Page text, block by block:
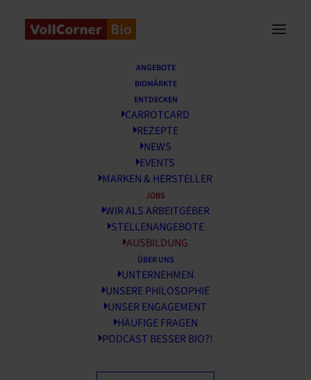
ANGEBOTE
BIOMÄRKTE
ENTDECKEN
CARROTCARD
REZEPTE
NEWS
EVENTS
MARKEN & HERSTELLER
JOBS
WIR ALS ARBEITGEBER
STELLENANGEBOTE
AUSBILDUNG
ÜBER UNS
UNTERNEHMEN
UNSERE PHILOSOPHIE
UNSER ENGAGEMENT
HÄUFIGE FRAGEN
PODCAST BESSER BIO?!
Ausbildung
VollCorner